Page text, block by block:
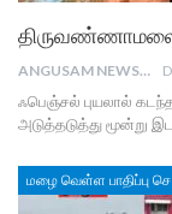
ANGUSAM NEWS
ஃபெஞ்சல் புயலால்
அடுத்தடுத்து மூன்று